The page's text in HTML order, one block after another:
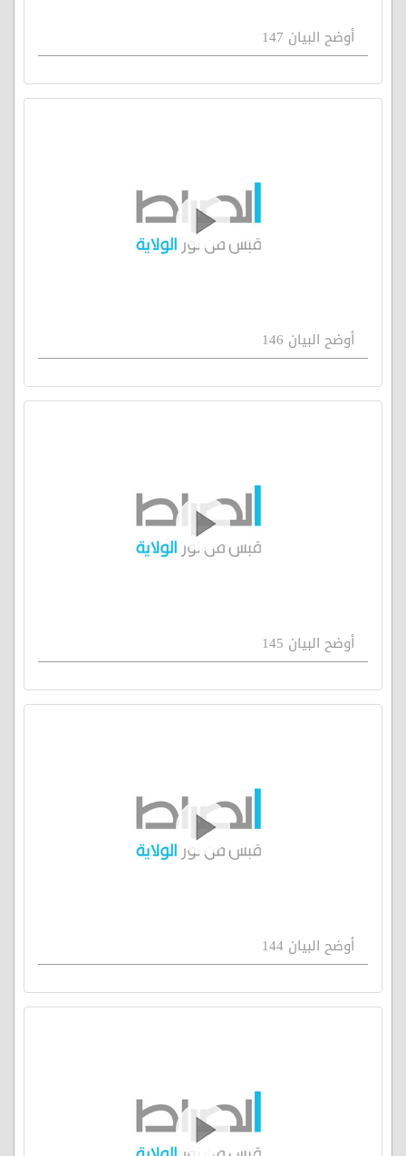
أوضح البيان 147
أوضح البيان 146
أوضح البيان 145
أوضح البيان 144